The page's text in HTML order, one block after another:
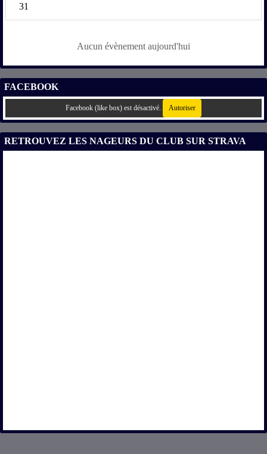
31
Aucun évènement aujourd'hui
FACEBOOK
Facebook (like box) est désactivé. Autoriser
RETROUVEZ LES NAGEURS DU CLUB SUR STRAVA